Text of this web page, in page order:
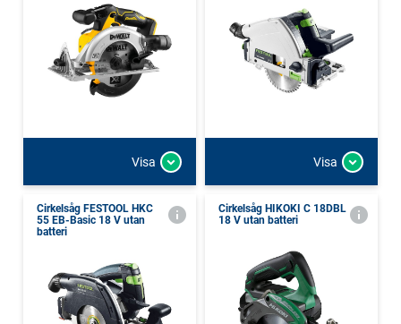
Visa Visa
Cirkelsåg FESTOOL HKC
55 EB-Basic 18 V utan
batteri
Cirkelsåg HIKOKI C 18DBL
18 V utan batteri